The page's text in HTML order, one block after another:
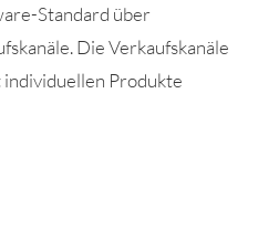
Standard über
Die Verkaufskanäle
individuellen Produkte